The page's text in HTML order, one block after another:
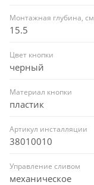
Монтажная глубина, см
15.5
Цвет кнопки
черный
Материал кнопки
пластик
Артикул инсталляции
38010010
Управление сливом
механическое